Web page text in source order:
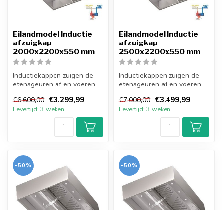
Eilandmodel Inductie
afzuigkap
2000x2200x550 mm
Inductiekappen zuigen de
etensgeuren af en voeren
bi...
€6.600,00 €3.299,99
Levertijd: 3 weken
Eilandmodel Inductie
afzuigkap
2500x2200x550 mm
Inductiekappen zuigen de
etensgeuren af en voeren
bi...
€7.000,00 €3.499,99
Levertijd: 3 weken
-50% -50%